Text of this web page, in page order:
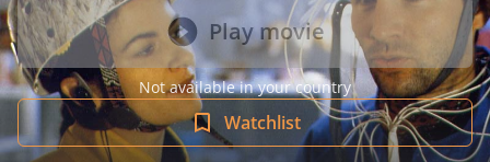
Play movie
Not available in your country
Watchlist